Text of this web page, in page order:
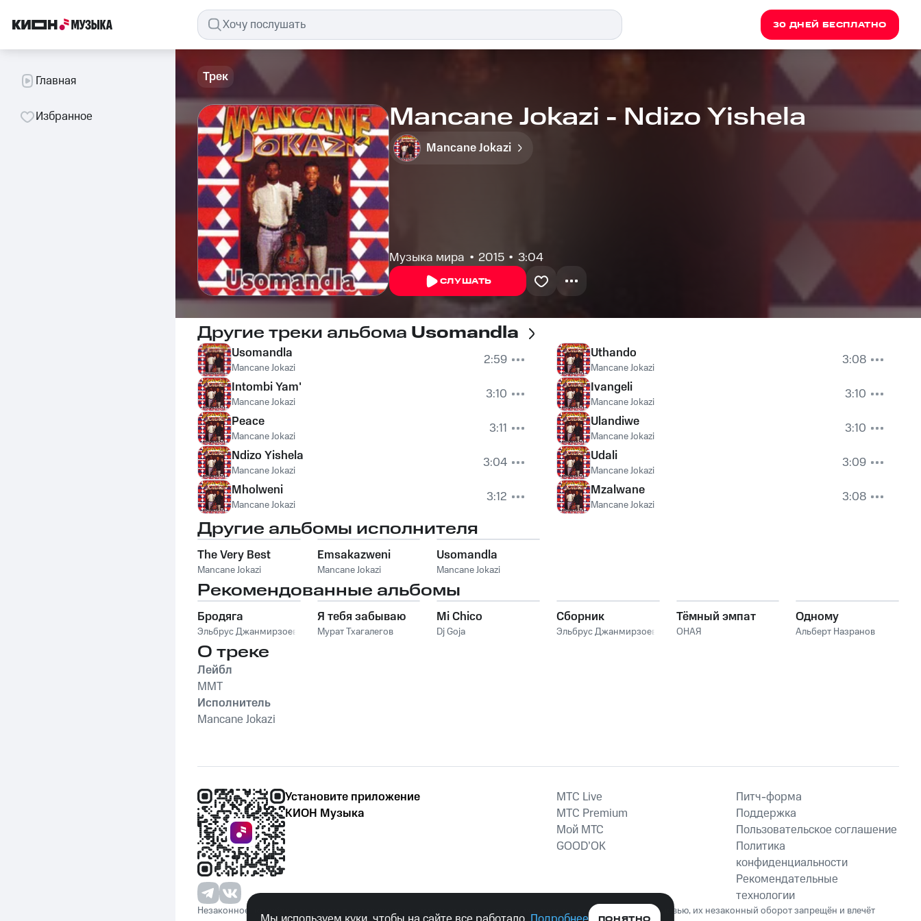
30 ДНЕЙ БЕСПЛАТНО
Главная
Избранное
Трек
Mancane Jokazi - Ndizo Yishela
Mancane Jokazi
Музыка мира 2015 3:04
СЛУШАТЬ
Другие треки альбома Usomandla
Usomandla
Mancane Jokazi
2:59
Intombi Yam'
Mancane Jokazi
3:10
Peace
Mancane Jokazi
3:11
Ndizo Yishela
Mancane Jokazi
3:04
Mholweni
Mancane Jokazi 3:12
Uthando
Mancane Jokazi
3:08
Ivangeli
Mancane Jokazi
3:10
Ulandiwe
Mancane Jokazi
3:10
Udali
Mancane Jokazi
3:09
Mzalwane
Mancane Jokazi 3:08
Другие альбомы исполнителя
The Very Best
Mancane Jokazi
Emsakazweni
Mancane Jokazi
Usomandla
Mancane Jokazi
Рекомендованные альбомы
Бродяга
Эльбрус Джанмирзоев
Я тебя забываю
Мурат Тхагалегов
Mi Chico
Dj Goja
Сборник
Эльбрус Джанмирзоев
Тёмный эмпат
ОНАЯ
Одному
Альберт Назранов
О треке
Лейбл
MMT
Исполнитель
Mancane Jokazi
Установите приложение
КИОН Музыка
MTС Live
MTС Premium
Мой МТС
GOOD’OK
Питч-форма
Поддержка
Пользовательское соглашение
Политика
конфиденциальности
Рекомендательные
технологии
Незаконное потребление наркотических средств, психотропных веществ, их аналогов причиняет вред здоровью, их незаконный оборот запрещён и влечёт